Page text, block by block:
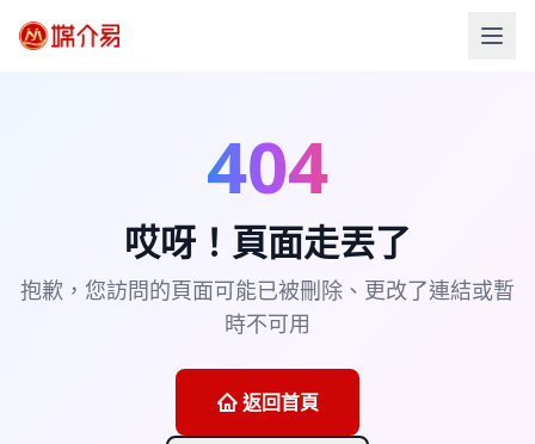
404
哎呀！頁面走丟了
抱歉，您訪問的頁面可能已被刪除、更改了連結或暫
時不可用
返回首頁